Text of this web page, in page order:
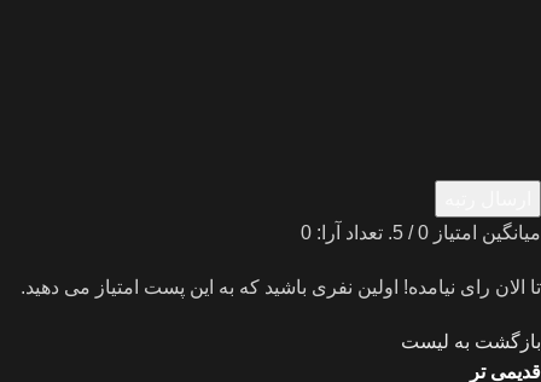
میانگین امتیاز 0/ 5. تعداد آرا: 0
تا الان رای نیامده! اولین نفری باشید که به این پست امتیاز می دهید.
بازگشت به لیست
قدیمی تر